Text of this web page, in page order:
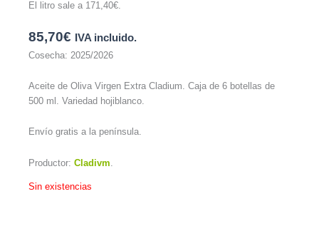
El litro sale a 171,40€.
85,70€ IVA incluido.
Cosecha: 2025/2026
Aceite de Oliva Virgen Extra Cladium. Caja de 6 botellas de
500 ml. Variedad hojiblanco.
Envío gratis a la península.
Productor: Cladivm
Sin existencias